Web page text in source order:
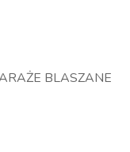
BLASZANE